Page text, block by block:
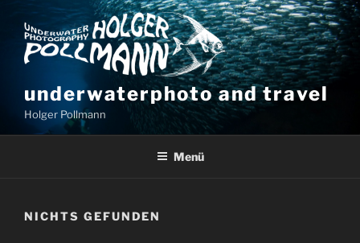
Inhalt
springen
underwaterphoto and travel
Holger Pollmann
Menü
NICHTS GEFUNDEN